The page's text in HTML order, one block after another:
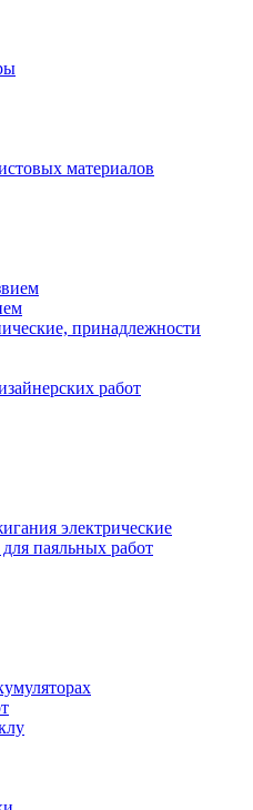
материалов
принадлежности
работ
электрические
паяльных работ